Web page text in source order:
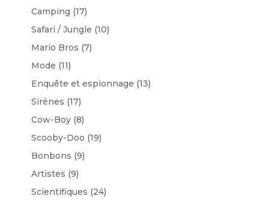
Camping (17)
Safari / Jungle (10)
Mario Bros (7)
Mode (11)
Enquête et espionnage (13)
Sirènes (17)
Cow-Boy (8)
Scooby-Doo (19)
Bonbons (9)
Artistes (9)
Scientifiques (24)